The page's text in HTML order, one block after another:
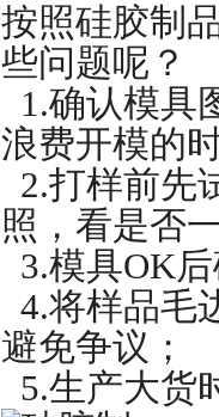
按照硅胶制
些问题呢？
1.确认模具
浪费开模的
2.打样前先
照，看是否
3.模具OK
4.将样品毛
避免争议；
5.生产大货